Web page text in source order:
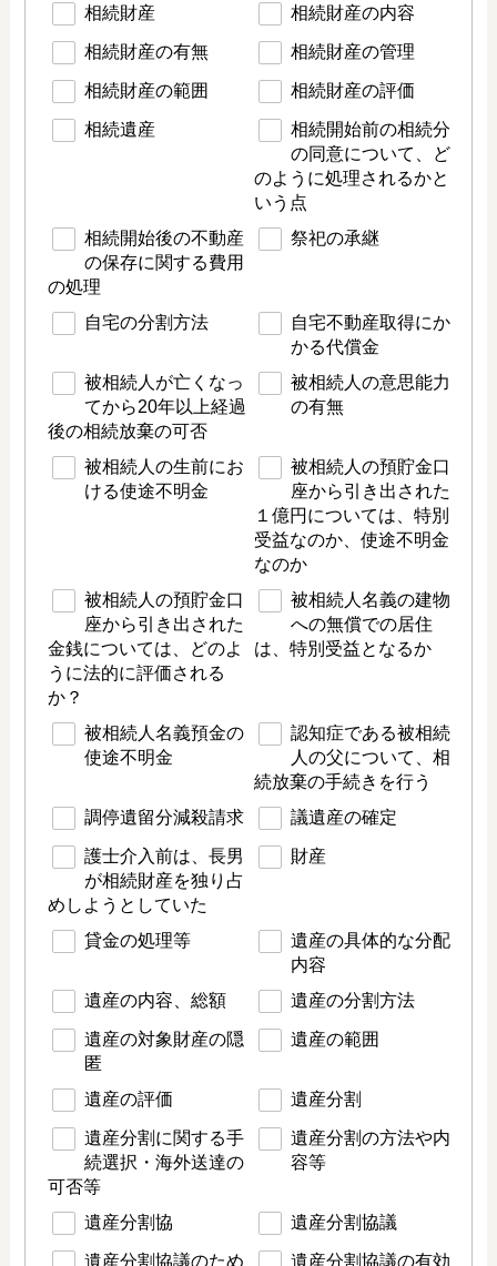
相続財産
相続財産の内容
相続財産の有無 相続財産の管理
相続財産の範囲 相続財産の評価
相続遺産
相続開始前の相続分
の同意について、ど
のように処理されるかと
いう点
相続開始後の不動産
の保存に関する費用
の処理
祭祀の承継
自宅の分割方法
自宅不動産取得にか
かる代償金
被相続人が亡くなっ
てから20年以上経過
後の相続放棄の可否
被相続人の意思能力
の有無
被相続人の生前にお
ける使途不明金
被相続人の預貯金口
座から引き出された
１億円については、特別
受益なのか、使途不明金
なのか
被相続人の預貯金口
座から引き出された
金銭については、どのよ
うに法的に評価される
か？
被相続人名義の建物
への無償での居住
は、特別受益となるか
被相続人名義預金の
使途不明金
認知症である被相続
人の父について、相
続放棄の手続きを行う
調停遺留分減殺請求
議遺産の確定
護士介入前は、長男
が相続財産を独り占
めしようとしていた
財産
貸金の処理等
遺産の具体的な分配
内容
遺産の内容、総額
遺産の分割方法
遺産の対象財産の隠
匿
遺産の範囲
遺産の評価 遺産分割
遺産分割に関する手
続選択・海外送達の
可否等
遺産分割の方法や内
容等
遺産分割協 遺産分割協議
遺産分割協議のため 遺産分割協議の有効